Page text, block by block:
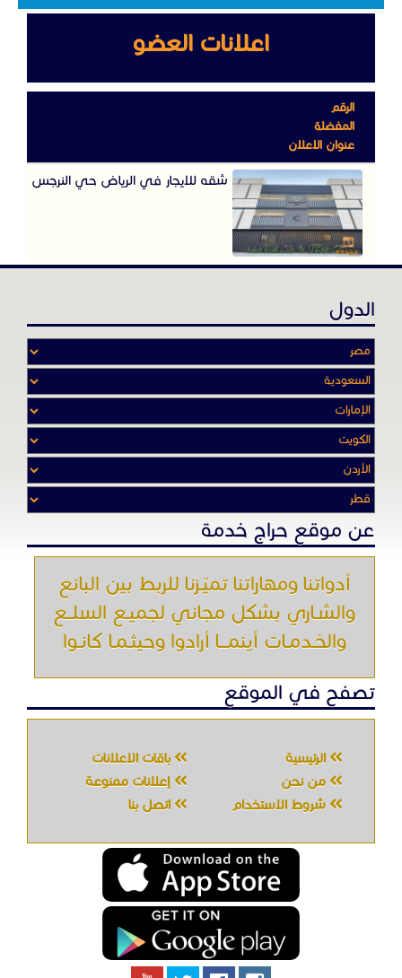
اعلانات العضو
الرقم
المفضلة
عنوان الاعلان
شقه للايجار في الرياض حي النرجس
الدول
عن موقع حراج خدمة
أدواتنا ومهاراتنا تميّـزنا للربط بين البائع
والشـاري بشكل مجاني لجميـع السلــع
والخـدمـات أينمـــا أرادوا وحيثـمـا كانـوا
تصفح في الموقع
الرئيسية
باقات الإعلانات
من نحن
إعلانات ممنوعة
شروط الاستخدام
اتصل بنا